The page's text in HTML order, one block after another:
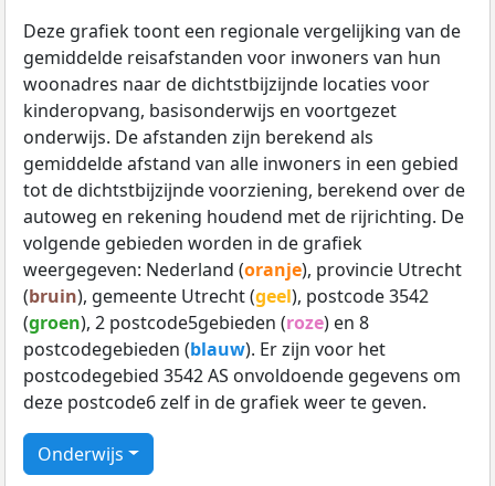
Deze grafiek toont een regionale vergelijking van de
gemiddelde reisafstanden voor inwoners van hun
woonadres naar de dichtstbijzijnde locaties voor
kinderopvang, basisonderwijs en voortgezet
onderwijs. De afstanden zijn berekend als
gemiddelde afstand van alle inwoners in een gebied
tot de dichtstbijzijnde voorziening, berekend over de
autoweg en rekening houdend met de rijrichting. De
volgende gebieden worden in de grafiek
weergegeven: Nederland (oranje), provincie Utrecht
(bruin), gemeente Utrecht (geel), postcode 3542
(groen), 2 postcode5gebieden (roze) en 8
postcodegebieden (blauw). Er zijn voor het
postcodegebied 3542 AS onvoldoende gegevens om
deze postcode6 zelf in de grafiek weer te geven.
Onderwijs